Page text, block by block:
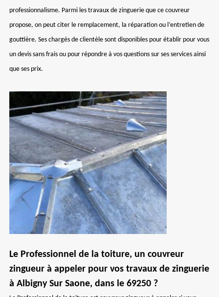
professionnalisme. Parmi les travaux de zinguerie que ce couvreur
propose, on peut citer le remplacement, la réparation ou l’entretien de
gouttière. Ses chargés de clientèle sont disponibles pour établir pour vous
un devis sans frais ou pour répondre à vos questions sur ses services ainsi
que ses prix.
Le Professionnel de la toiture, un couvreur
zingueur à appeler pour vos travaux de zinguerie
à Albigny Sur Saone, dans le 69250 ?